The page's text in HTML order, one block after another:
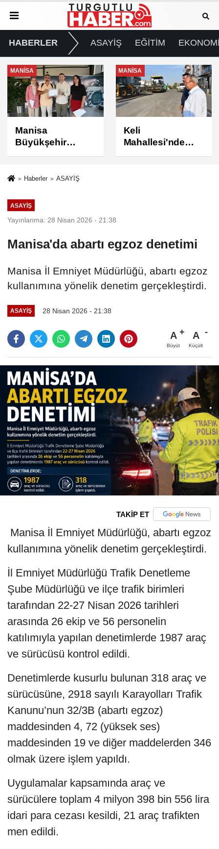
HABERLER ASAYİŞ EĞİTİM
MANİSA
Keli
Mahallesi'nde
Asfalt Çalışması
MANİSA
BAŞKAN ŞİMŞEK
SAHADAKİ
ÇALIŞMALARI
Haberler ASAYİŞ
ASAYİŞ
Yayınlanma: 28 Nisan 2026 - 21:38
Manisa'da abartı egzoz denetimi
Manisa İl Emniyet Müdürlüğü, abartı egzoz
kullanımına yönelik denetim gerçekleştirdi.
ASAYİŞ 28 Nisan 2026 - 21:38
A
Büyüt
A
Küçült
TAKİP ET
Manisa İl Emniyet Müdürlüğü, abartı egzoz
kullanımına yönelik denetim gerçekleştirdi.
İl Emniyet Müdürlüğü Trafik Denetleme
Şube Müdürlüğü ve ilçe trafik birimleri
tarafından 22-27 Nisan 2026 tarihleri
arasında 26 ekip ve 56 personelin
katılımıyla yapılan denetimlerde 1987 araç
ve sürücüsü kontrol edildi.
Denetimlerde kusurlu bulunan 318 araç ve
sürücüsüne, 2918 sayılı Karayolları Trafik
Kanunu’nun 32/3B (abartı egzoz)
maddesinden 4, 72 (yüksek ses)
maddesinden 19 ve diğer maddelerden 346
olmak üzere işlem yapıldı.
Uygulamalar kapsamında araç ve
sürücülere toplam 4 milyon 398 bin 556 lira
idari para cezası kesildi, 21 araç trafikten
men edildi.